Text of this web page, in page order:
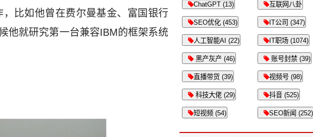
比如他曾在费尔曼基金、富国银行
他就研究第一台兼容IBM的框架系统
ChatGPT (13) 互联网八卦
SEO优化 (453) IT公司 (347)
人工智能AI (22) IT职场 (1074)
黑产灰产 (46) 账号封禁 (39)
直播带货 (39) 视频号 (98)
科技大佬 (29) 抖音 (525)
短视频 (54) SEO新闻 (252)